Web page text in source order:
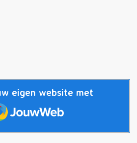
eigen website met